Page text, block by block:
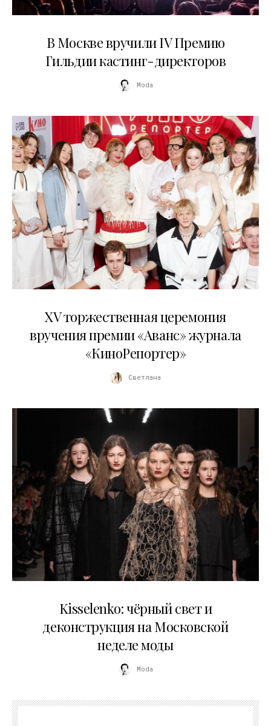
В Москве вручили IV Премию
Гильдии кастинг-директоров
Moda
XV торжественная церемония
вручения премии «Аванс» журнала
«КиноРепортер»
Светлана
Kisselenko: чёрный свет и
деконструкция на Московской
неделе моды
Moda